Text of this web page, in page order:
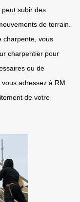
peut subir des
de terrain.
charpente, vous
charpentier pour
ou de
adressez à RM
de votre